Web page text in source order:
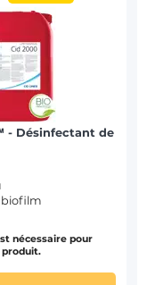
- Désinfectant de
biofilm
nécessaire pour
produit.